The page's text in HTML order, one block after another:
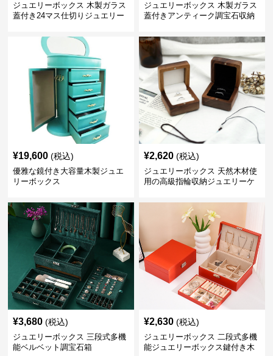
ジュエリーボックス 木製ガラス
蓋付き24マス仕切りジュエリー
ジュエリーボックス 木製ガラス
蓋付きアンティーク調宝石収納
¥19,600 (税込)
優雅な鏡付き大容量木製ジュエ
リーボックス
¥2,620 (税込)
ジュエリーボックス 天然木材使
用の高級指輪収納ジュエリーケ
¥3,680 (税込)
ジュエリーボックス 三段式多機
能ベルベット調宝石箱
¥2,630 (税込)
ジュエリーボックス 二段式多機
能ジュエリーボックス鍵付き木